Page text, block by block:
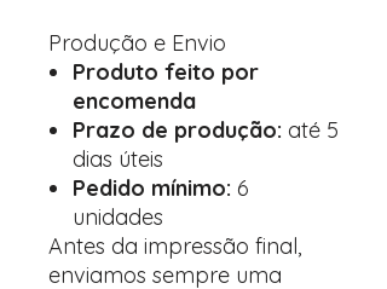
Produção e Envio
Produto feito por
encomenda
Prazo de produção: até 5
dias úteis
Pedido mínimo: 6
unidades
Antes da impressão final,
enviamos sempre uma